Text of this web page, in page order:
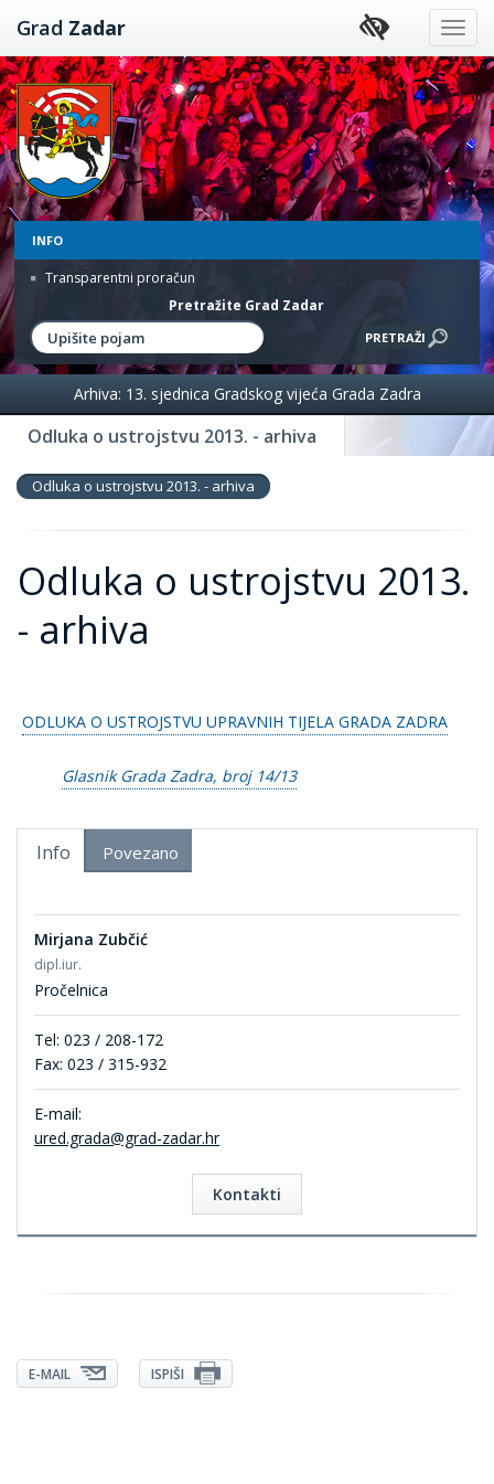
Preskoči
na
sadržaj
Grad Zadar
INFO
Transparentni proračun
Pretražite Grad Zadar
Odluka o ustrojstvu 2013. - arhiva
Arhiva: 13. sjednica Gradskog vijeća Grada Zadra
Odluka o ustrojstvu 2013. - arhiva
Odluka o ustrojstvu 2013.
- arhiva
ODLUKA O USTROJSTVU UPRAVNIH TIJELA GRADA ZADRA
Glasnik Grada Zadra, broj 14/13
Info Povezano
Mirjana Zubčić
dipl.iur.
Pročelnica
Tel: 023 / 208-172
Fax: 023 / 315-932
E-mail:
ured.grada@grad-zadar.hr
Kontakti
E-MAIL ISPIŠI